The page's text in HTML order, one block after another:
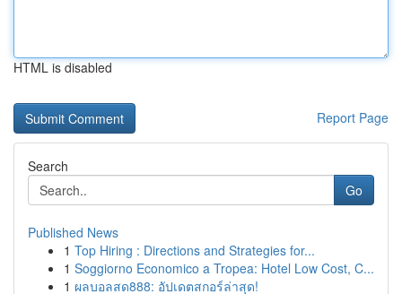
HTML is disabled
Report Page
Search
Go
Published News
1 Top Hiring : Directions and Strategies for...
1 Soggiorno Economico a Tropea: Hotel Low Cost, C...
1 ผลบอลสด888: อัปเดตสกอร์ล่าสุด!